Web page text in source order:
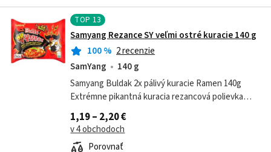
TOP 13
Samyang Rezance SY veľmi ostré kuracie 140 g
100% 2 recenzie
SamYang
140 g
Samyang Buldak 2x pálivý kuracie Ramen 140g
Extrémne pikantná kuracia rezancová polievka
Zloženie: Rezance: - Pšeničná múka ,
modifikovaný tapiokový škrob. -...
1,19 – 2,20 €
v 4 obchodoch
Porovnať